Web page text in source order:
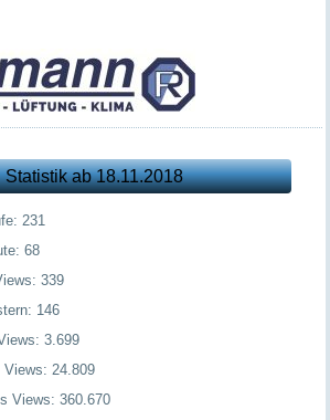
Statistik ab 18.11.2018
231
68
339
146
3.699
Views: 24.809
Views:360.670